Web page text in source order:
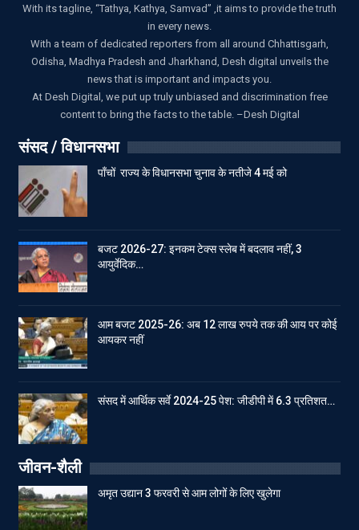
With its tagline, “Tathya, Kathya, Samvad” ,it aims to provide the truth
in every news.
With a team of dedicated reporters from all around Chhattisgarh,
Odisha, Madhya Pradesh and Jharkhand, Desh digital unveils the
news that is important and impacts you.
At Desh Digital, we put up truly unbiased and discrimination free
content to bring the facts to the table. –Desh Digital
संसद / विधानसभा
पाँचों राज्य के विधानसभा चुनाव के नतीजे 4 मई को
बजट 2026-27: इनकम टेक्स स्लेब में बदलाव नहीं, 3
आयुर्वेदिक…
आम बजट 2025-26: अब 12 लाख रुपये तक की आय पर कोई
आयकर नहीं
संसद में आर्थिक सर्वे 2024-25 पेश: जीडीपी में 6.3 प्रतिशत…
जीवन-शैली
अमृत उद्यान 3 फरवरी से आम लोगों के लिए खुलेगा